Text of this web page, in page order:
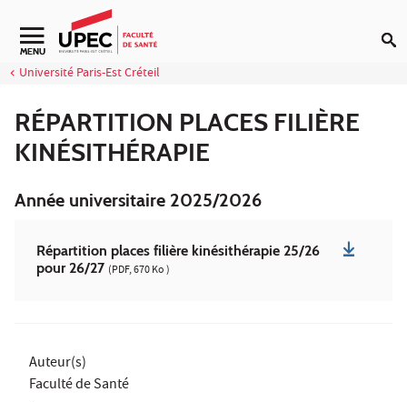
Aller au contenu
Navigation secondaire
MENU
Université Paris-Est Créteil
RÉPARTITION PLACES FILIÈRE
KINÉSITHÉRAPIE
Année universitaire 2025/2026
Répartition places filière kinésithérapie 25/26
pour 26/27 (PDF, 670 Ko )
Auteur(s)
Faculté de Santé